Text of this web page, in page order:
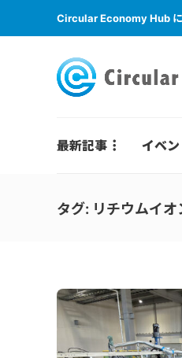
Circular Economy Hub
最新記事 イベン
タグ: リチウムイオ